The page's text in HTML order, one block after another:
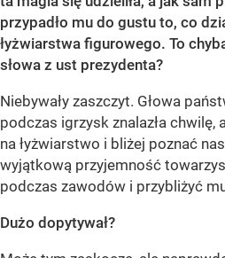
przypadło mu do gustu to, co
łyżwiarstwa figurowego. To
słowa z ust prezydenta?
Niebywały zaszczyt. Głowa
podczas igrzysk znalazła chwilę,
na łyżwiarstwo i bliżej poznać
wyjątkową przyjemność
podczas zawodów i przybliżyć
Dużo dopytywał?